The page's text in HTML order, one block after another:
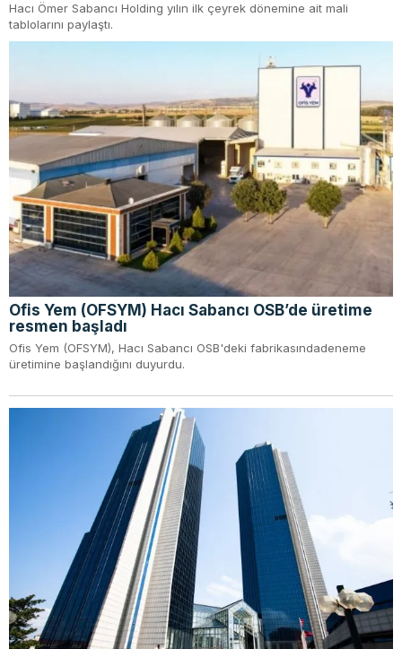
Hacı Ömer Sabancı Holding yılın ilk çeyrek dönemine ait mali
tablolarını paylaştı.
Ofis Yem (OFSYM) Hacı Sabancı OSB’de üretime
resmen başladı
Ofis Yem (OFSYM), Hacı Sabancı OSB'deki fabrikasındadeneme
üretimine başlandığını duyurdu.